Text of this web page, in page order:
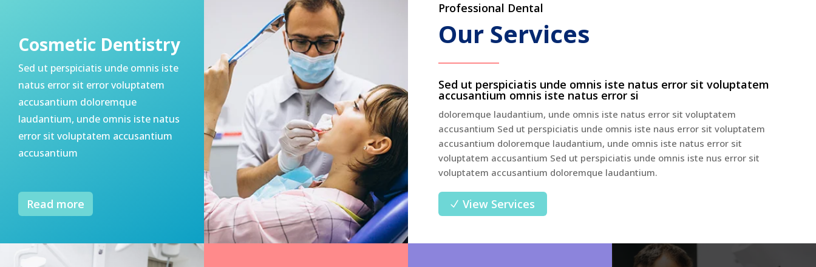
Cosmetic Dentistry
Sed ut perspiciatis unde omnis iste
natus error sit error voluptatem
accusantium doloremque
laudantium, unde omnis iste natus
error sit voluptatem accusantium
accusantium
Read more
Professional Dental
Our Services
Sed ut perspiciatis unde omnis iste natus error sit voluptatem
accusantium omnis iste natus error si
doloremque laudantium, unde omnis iste natus error sit voluptatem
accusantium Sed ut perspiciatis unde omnis iste naus error sit voluptatem
accusantium doloremque laudantium, unde omnis iste natus error sit
voluptatem accusantium Sed ut perspiciatis unde omnis iste nus error sit
voluptatem accusantium doloremque laudantium.
View Services